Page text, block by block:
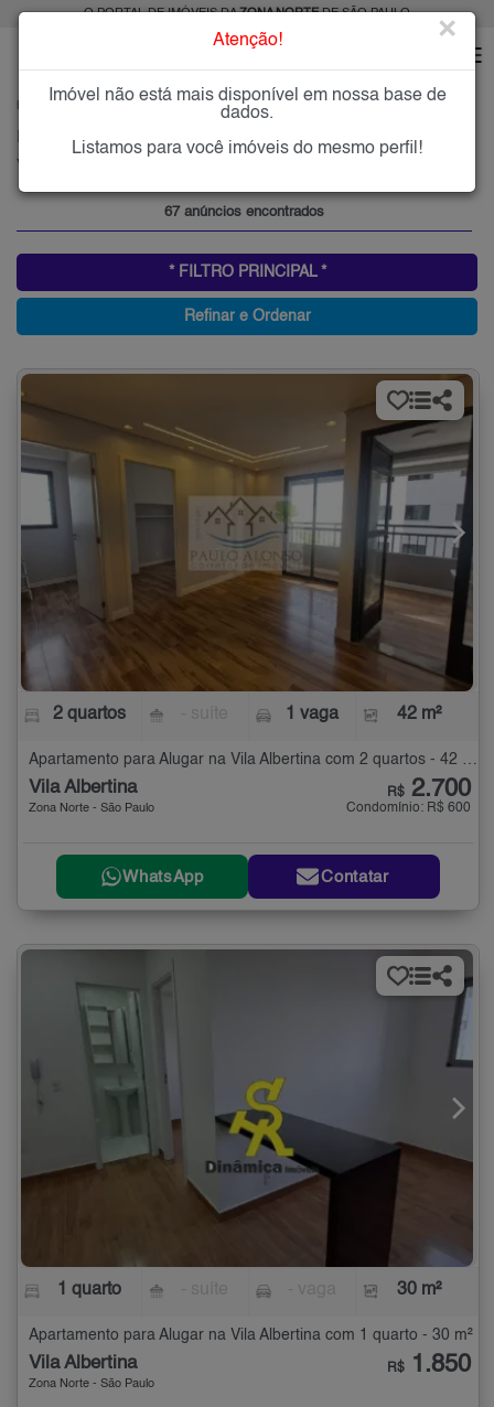
O PORTAL DE IMÓVEIS DAZONA NORTEDE SÃO PAULO
VILA ALBERTINA
Vila Albertina, Zona Norte
67 anúncios encontrados
* FILTRO PRINCIPAL *
Refinar e Ordenar
2 quartos 1 vaga 42 m²
Apartamento para Alugar na Vila Albertina com 2 quartos - 42 m²
Vila Albertina
Zona Norte - São Paulo
R$ 2.700
Condomínio: R$ 600
WhatsApp Contatar
1 quarto 30 m²
Apartamento para Alugar na Vila Albertina com 1 quarto - 30 m²
Vila Albertina
Zona Norte - São Paulo
R$ 1.850
Atenção! ×
Imóvel não está mais disponível em nossa base de
dados.
Listamos para você imóveis do mesmo perfil!